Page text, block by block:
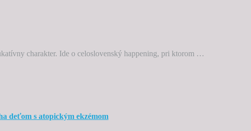
charakter. Ide o celoslovenský happening, pri ktorom …
deťom s atopickým ekzémom